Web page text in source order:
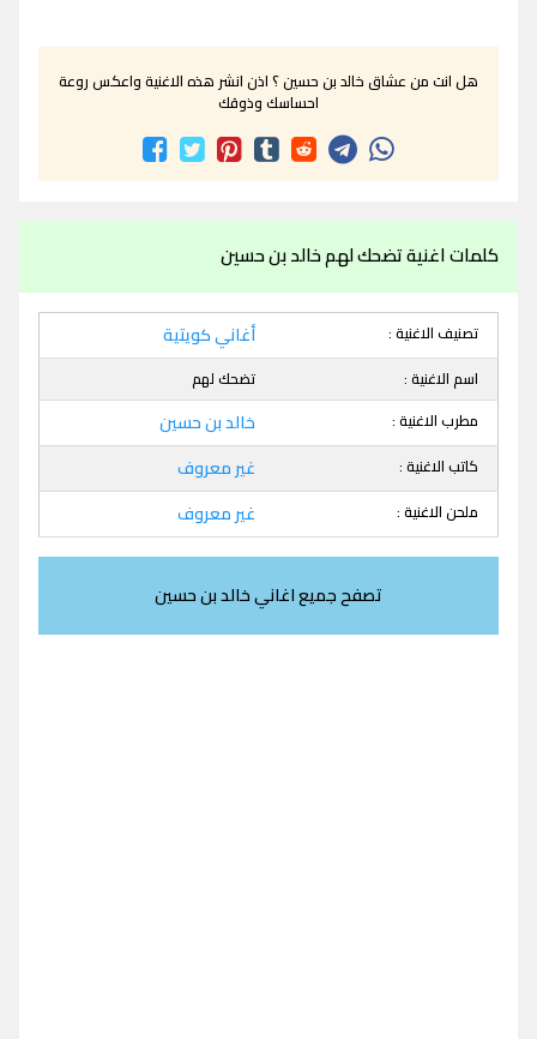
هل انت من عشاق خالد بن حسين ؟ اذن انشر هذه الاغنية واعكس روعة
احساسك وذوقك
كلمات اغنية تضحك لهم خالد بن حسين
تصنيف الاغنية : أغاني كويتية
اسم الاغنية :
تضحك لهم
مطرب الاغنية :
خالد بن حسين
كاتب الاغنية : غير معروف
ملحن الاغنية : غير معروف
تصفح جميع اغاني خالد بن حسين